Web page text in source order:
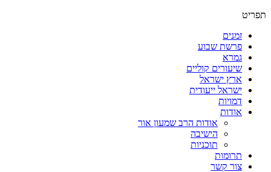
תפריט
זמנים
פרשת שבוע
גמרא
שיעורים קוליים
ארץ ישראל
ישראל ייעודית
דמויות
אודות
אודות הרב שמעון אור
הישיבה
תוכניות
תרומות
צור קשר